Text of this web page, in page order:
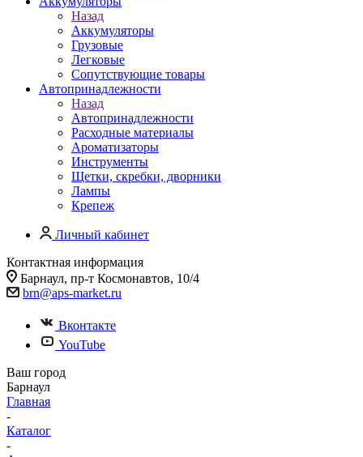
Назад
Аккумуляторы
Грузовые
Легковые
Сопутствующие товары
Автопринадлежности
Назад
Автопринадлежности
Расходные материалы
Ароматизаторы
Инструменты
Щетки, скребки, дворники
Лампы
Крепеж
Личный кабинет
Контактная информация
Барнаул, пр-т Космонавтов, 10/4
brn@aps-market.ru
Вконтакте
YouTube
Ваш город
Барнаул
Главная
-
Каталог
-